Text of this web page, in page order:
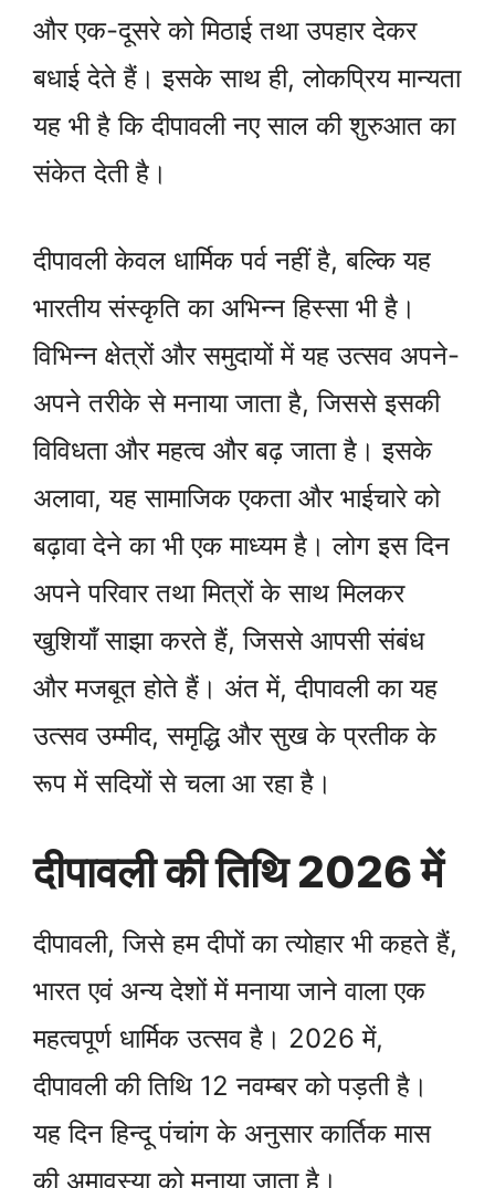
और एक-दूसरे को मिठाई तथा उपहार देकर
बधाई देते हैं। इसके साथ ही, लोकप्रिय मान्यता
यह भी है कि दीपावली नए साल की शुरुआत का
संकेत देती है।
दीपावली केवल धार्मिक पर्व नहीं है, बल्कि यह
भारतीय संस्कृति का अभिन्न हिस्सा भी है।
विभिन्न क्षेत्रों और समुदायों में यह उत्सव अपने-
अपने तरीके से मनाया जाता है, जिससे इसकी
विविधता और महत्व और बढ़ जाता है। इसके
अलावा, यह सामाजिक एकता और भाईचारे को
बढ़ावा देने का भी एक माध्यम है। लोग इस दिन
अपने परिवार तथा मित्रों के साथ मिलकर
खुशियाँ साझा करते हैं, जिससे आपसी संबंध
और मजबूत होते हैं। अंत में, दीपावली का यह
उत्सव उम्मीद, समृद्धि और सुख के प्रतीक के
रूप में सदियों से चला आ रहा है।
दीपावली की तिथि 2026 में
दीपावली, जिसे हम दीपों का त्योहार भी कहते हैं,
भारत एवं अन्य देशों में मनाया जाने वाला एक
महत्वपूर्ण धार्मिक उत्सव है। 2026 में,
दीपावली की तिथि 12 नवम्बर को पड़ती है।
यह दिन हिन्दू पंचांग के अनुसार कार्तिक मास
की अमावस्या को मनाया जाता है।